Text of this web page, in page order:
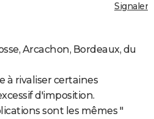
Signaler
Arcachon, Bordeaux, du
à rivaliser certaines
d'imposition.
sont les mêmes ''